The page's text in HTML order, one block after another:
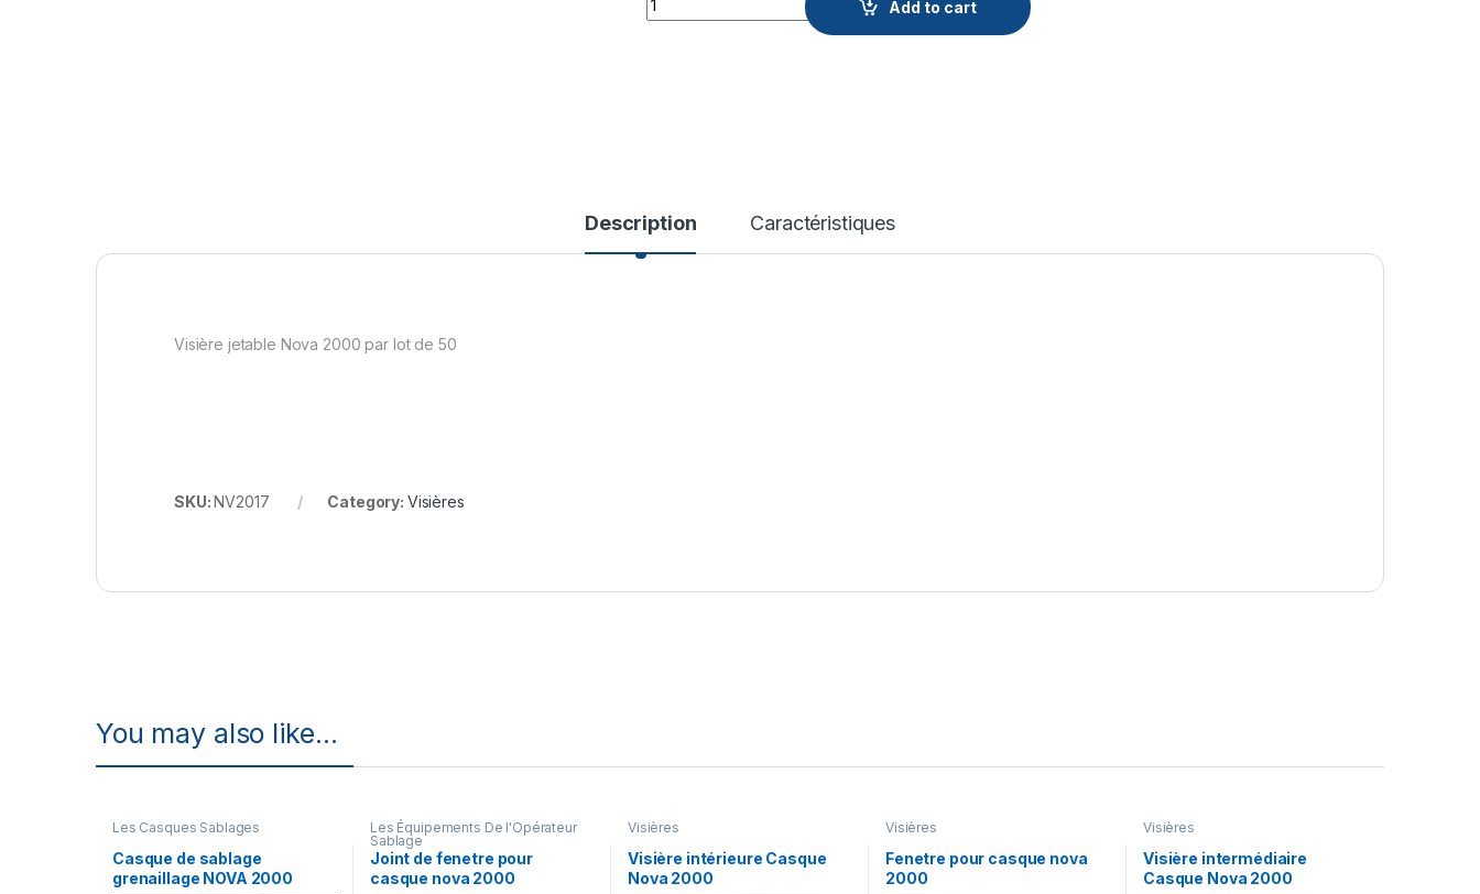
Add to cart
Description Caractéristiques
Visière jetable Nova 2000 par lot de 50
SKU:NV2017 Category: Visières
You may also like…
Les Casques Sablages
Casque de sablage
grenaillage NOVA 2000
Les Équipements De l'Opérateur
Sablage
Joint de fenetre pour
casque nova 2000
Visières
Visière intérieure Casque
Nova 2000
Visières
Fenetre pour casque nova
2000
Visières
Visière intermédiaire
Casque Nova 2000